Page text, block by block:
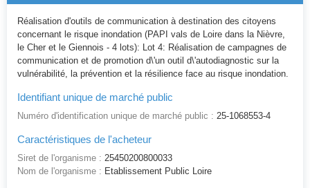
Réalisation d'outils de communication à destination des citoyens
concernant le risque inondation (PAPI vals de Loire dans la Nièvre,
le Cher et le Giennois - 4 lots): Lot 4: Réalisation de campagnes de
communication et de promotion d\'un outil d\'autodiagnostic sur la
vulnérabilité, la prévention et la résilience face au risque inondation.
Identifiant unique de marché public
Numéro d'identification unique de marché public : 25-1068553-4
Caractéristiques de l'acheteur
Siret de l'organisme : 25450200800033
Nom de l'organisme : Etablissement Public Loire